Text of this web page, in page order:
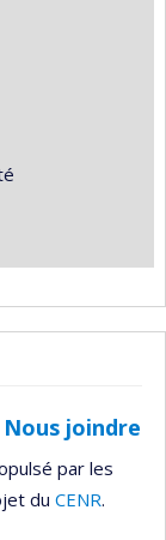
Nous joindre
par les
du CENR.